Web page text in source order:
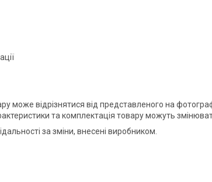
може відрізнятися від представленого на
та комплектація товару можуть
за зміни, внесені виробником.